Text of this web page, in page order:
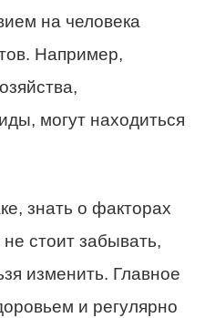
на человека
Например,
могут находиться
знать о факторах
стоит забывать,
изменить. Главное
и регулярно